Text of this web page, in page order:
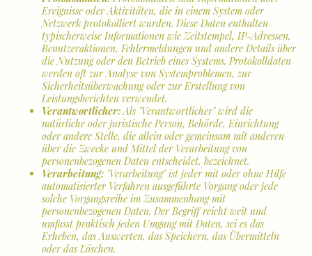
Ereignisse oder Aktivitäten, die in einem System oder
Netzwerk protokolliert wurden. Diese Daten enthalten
typischerweise Informationen wie Zeitstempel, IP-Adressen,
Benutzeraktionen, Fehlermeldungen und andere Details über
die Nutzung oder den Betrieb eines Systems. Protokolldaten
werden oft zur Analyse von Systemproblemen, zur
Sicherheitsüberwachung oder zur Erstellung von
Leistungsberichten verwendet.
Verantwortlicher: Als "Verantwortlicher" wird die
natürliche oder juristische Person, Behörde, Einrichtung
oder andere Stelle, die allein oder gemeinsam mit anderen
über die Zwecke und Mittel der Verarbeitung von
personenbezogenen Daten entscheidet, bezeichnet.
Verarbeitung: "Verarbeitung" ist jeder mit oder ohne Hilfe
automatisierter Verfahren ausgeführte Vorgang oder jede
solche Vorgangsreihe im Zusammenhang mit
personenbezogenen Daten. Der Begriff reicht weit und
umfasst praktisch jeden Umgang mit Daten, sei es das
Erheben, das Auswerten, das Speichern, das Übermitteln
oder das Löschen.